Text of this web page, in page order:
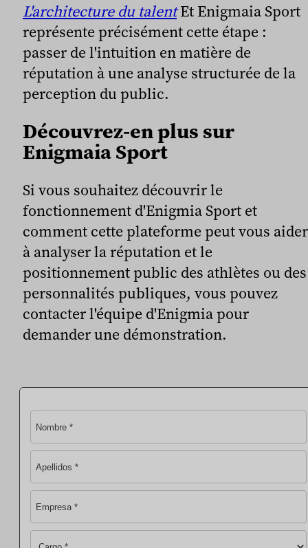
L'architecture du talentEt Enigmaia Sport
représente précisément cette étape :
passer de l'intuition en matière de
réputation à une analyse structurée de la
perception du public.
Découvrez-en plus sur
Enigmaia Sport
Si vous souhaitez découvrir le
fonctionnement d'Enigmia Sport et
comment cette plateforme peut vous aider
à analyser la réputation et le
positionnement public des athlètes ou des
personnalités publiques, vous pouvez
contacter l'équipe d'Enigmia pour
demander une démonstration.